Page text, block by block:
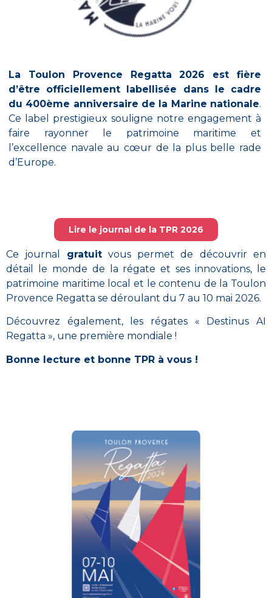
La Toulon Provence Regatta 2026 est fière
d’être officiellement labellisée dans le cadre
du 400ème anniversaire de la Marine nationale.
Ce label prestigieux souligne notre engagement à
faire rayonner le patrimoine maritime et
l’excellence navale au cœur de la plus belle rade
d’Europe.
Lire le journal de la TPR 2026
Ce journal gratuitvous permet de découvrir en
détail le monde de la régate et ses innovations, le
patrimoine maritime local et le contenu de la Toulon
Provence Regatta se déroulant du 7 au 10 mai 2026.
Découvrez également, les régates « Destinus AI
Regatta », une première mondiale !
Bonne lecture et bonne TPR à vous !